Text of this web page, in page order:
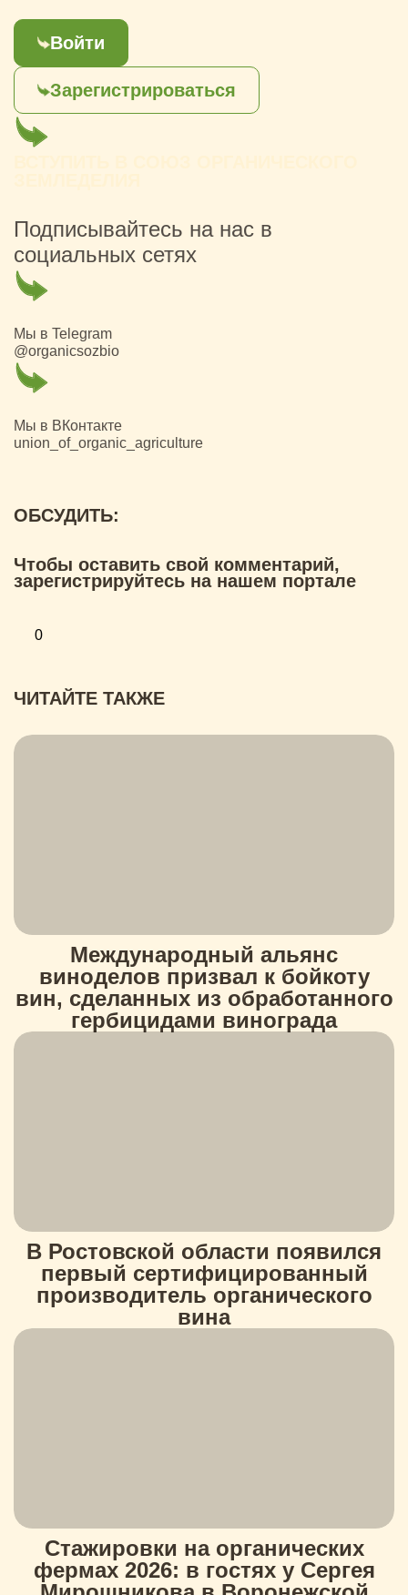
Войти
Зарегистрироваться
Подписывайтесь на нас в
социальных сетях
Мы в Telegram
@organicsozbio
Мы в ВКонтакте
union_of_organic_agriculture
ОБСУДИТЬ:
Чтобы оставить свой комментарий,
зарегистрируйтесь на нашем портале
0
ЧИТАЙТЕ ТАКЖЕ
Международный альянс
виноделов призвал к бойкоту
вин, сделанных из обработанного
гербицидами винограда
В Ростовской области появился
первый сертифицированный
производитель органического
вина
Стажировки на органических
фермах 2026: в гостях у Сергея